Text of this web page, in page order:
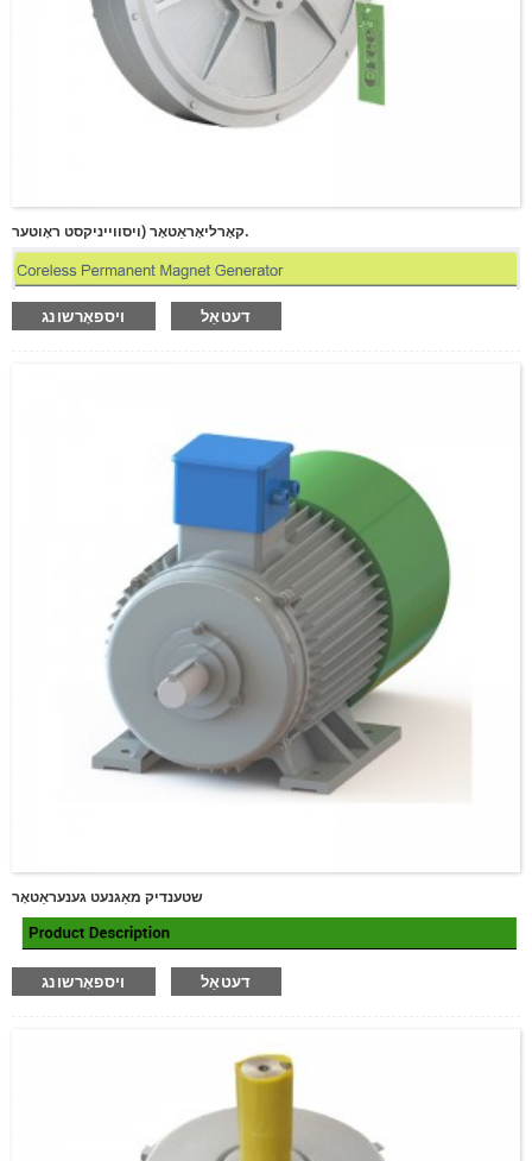
קאָרליאָראַטאָר (ויסווייניקסט ראָוטער.
ויספאָרשונג דעטאַל
שטענדיק מאַגנעט גענעראַטאָר
ויספאָרשונג דעטאַל
ביטע אַרייַן די פּאַראָל
שיקן